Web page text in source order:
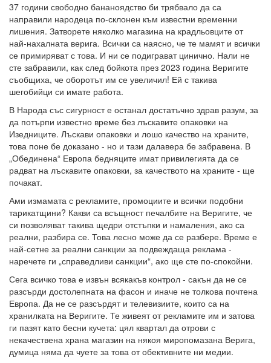
37 години свободно бананоядство би трябвало да са
направили народеца по-склонен към известни временни
лишения. Затворете няколко магазина на крадльовците от
най-нахалната верига. Всички са наясно, че те мамят и всички
се примиряват с това. И ни се подиграват цинично. Нали не
сте забравили, как след бойкота през 2023 година Веригите
съобщиха, че оборотът им се увеличил! Ей с такива
шегобийци си имате работа.
В Народа със сигурност е останал достатъчно здрав разум, за
да потърпи известно време без лъскавите опаковки на
Изедниците. Лъскави опаковки и лошо качество на храните,
това поне бе доказано - но и тази далавера бе забравена. В
„Обединена“ Европа бедняците имат привилегията да се
радват на лъскавите опаковки, за качеството на храните - ще
почакат.
Ами измамата с рекламите, промоциите и всички подобни
тарикатщини? Какви са всъщност печалбите на Веригите, че
си позволяват такива щедри отстъпки и намаления, ако са
реални, разбира се. Това лесно може да се разбере. Време е
най-сетне за реални санкции за подвеждаща реклама -
наречете ги „справедливи санкции“, ако ще сте по-спокойни.
Сега всичко това е извън всякакъв контрол - сакън да не се
разсърди достолепната на фасон и иначе не толкова почтена
Европа. Да не се разсърдят и телевизиите, които са на
хранилката на Веригите. Те живеят от рекламите им и затова
ги пазят като бесни кучета: цял квартал да отрови с
некачествена храна магазин на някоя миропомазана Верига,
думица няма да чуете за това от обективните ни медии.